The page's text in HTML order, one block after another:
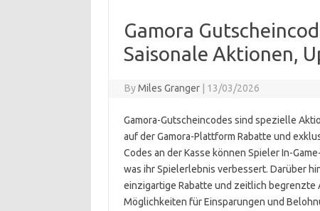
Gamora
Saisonale Aktionen,
ByMiles Granger 13/03/2026
Gamora-Gutscheincodes sind spezielle
auf der Gamora-Plattform Rabatte und
Codes an der Kasse können Spieler In-
was ihr Spielerlebnis verbessert. Darüber
einzigartige Rabatte und zeitlich begrenzte
Möglichkeiten für Einsparungen und